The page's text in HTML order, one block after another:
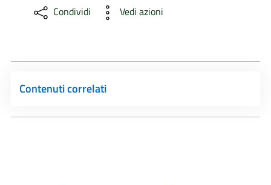
Condividi Vedi azioni
Contenuti correlati